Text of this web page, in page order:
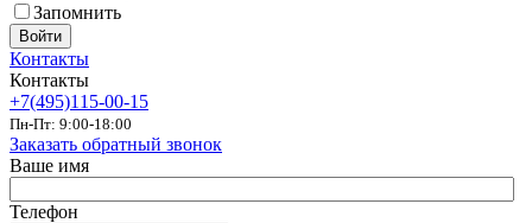
Запомнить
Войти
Контакты
Контакты
+7(495)115-00-15
Пн-Пт: 9:00-18:00
Заказать обратный звонок
Ваше имя
Телефон